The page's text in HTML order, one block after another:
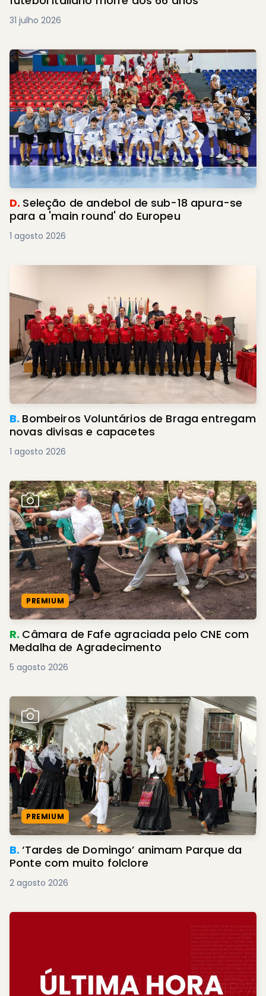
31 julho 2026
D. Seleção de andebol de sub-18 apura-se
para a 'main round' do Europeu
1 agosto 2026
B. Bombeiros Voluntários de Braga entregam
novas divisas e capacetes
1 agosto 2026
PREMIUM
R. Câmara de Fafe agraciada pelo CNE com
Medalha de Agradecimento
5 agosto 2026
PREMIUM
B.‘Tardes de Domingo’ animam Parque da
Ponte com muito folclore
2 agosto 2026